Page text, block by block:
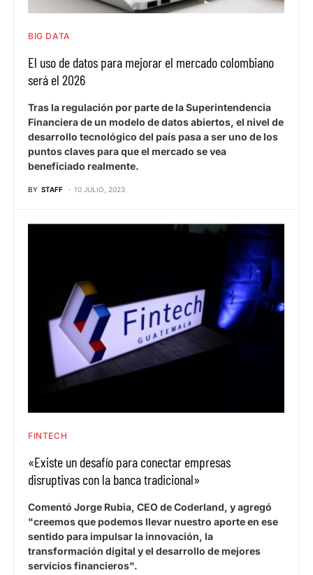
BIG DATA
El uso de datos para mejorar el mercado colombiano
será el 2026
Tras la regulación por parte de la Superintendencia
Financiera de un modelo de datos abiertos, el nivel de
desarrollo tecnológico del país pasa a ser uno de los
puntos claves para que el mercado se vea
beneficiado realmente.
BY STAFF 10 JULIO, 2023
FINTECH
«Existe un desafío para conectar empresas
disruptivas con la banca tradicional»
Comentó Jorge Rubia, CEO de Coderland, y agregó
"creemos que podemos llevar nuestro aporte en ese
sentido para impulsar la innovación, la
transformación digital y el desarrollo de mejores
servicios financieros".